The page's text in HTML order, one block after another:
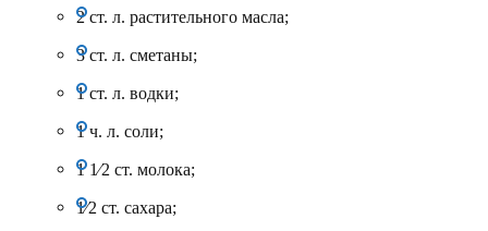
2 ст. л. растительного масла;
3 ст. л. сметаны;
1 ст. л. водки;
1 ч. л. соли;
1 1⁄2 ст. молока;
1⁄2 ст. сахара;